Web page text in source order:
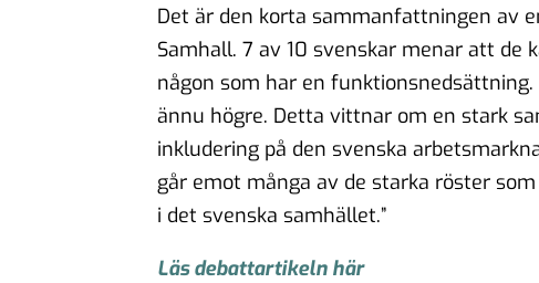
Det är den korta sammanfattningen av
Samhall. 7 av 10 svenskar menar att
någon som har en
ännu högre. Detta vittnar om en stark
inkludering på den svenska
går emot många av de starka röster
i det svenska samhället.”
Läs debattartikeln här